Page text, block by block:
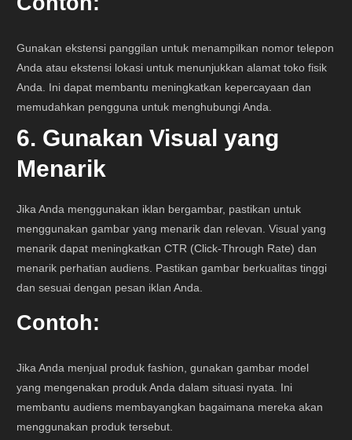
Gunakan ekstensi panggilan untuk menampilkan nomor telepon
Anda atau ekstensi lokasi untuk menunjukkan alamat toko fisik
Anda. Ini dapat membantu meningkatkan kepercayaan dan
memudahkan pengguna untuk menghubungi Anda.
6. Gunakan Visual yang
Menarik
Jika Anda menggunakan iklan bergambar, pastikan untuk
menggunakan gambar yang menarik dan relevan. Visual yang
menarik dapat meningkatkan CTR (Click-Through Rate) dan
menarik perhatian audiens. Pastikan gambar berkualitas tinggi
dan sesuai dengan pesan iklan Anda.
Contoh:
Jika Anda menjual produk fashion, gunakan gambar model
yang mengenakan produk Anda dalam situasi nyata. Ini
membantu audiens membayangkan bagaimana mereka akan
menggunakan produk tersebut.